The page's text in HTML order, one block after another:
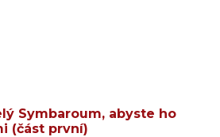
Symbaroum, abyste ho
(část první)